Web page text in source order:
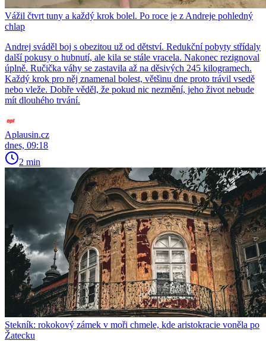
Vážil čtvrt tuny a každý krok bolel. Po roce je z Andreje pohledný
chlap
Andrej sváděl boj s obezitou už od dětství. Redukční pobyty střídaly
další pokusy o hubnutí, ale kila se stále vracela. Nakonec rezignoval
úplně. Ručička váhy se zastavila až na děsivých 245 kilogramech.
Každý krok pro něj znamenal bolest, většinu dne proto trávil vsedě
nebo vleže. Dobře věděl, že pokud nic nezmění, jeho život nebude
mít dlouhého trvání.
Aplausin.cz
dnes, 09:18
2 min
Stekník: rokokový zámek v moři chmele, kde aristokracie voněla po
Žatecku